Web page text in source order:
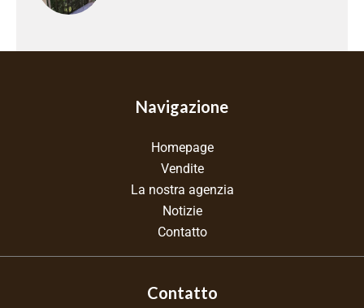
Navigazione
Homepage
Vendite
La nostra agenzia
Notizie
Contatto
Contatto